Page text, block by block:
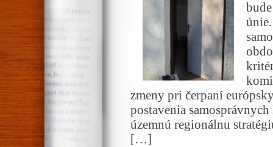
zmeny pri čerpaní
postavenia
územnú regionálnu
[…]